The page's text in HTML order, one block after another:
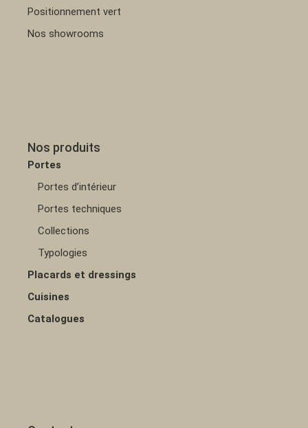
Positionnement vert
Nos showrooms
Nos produits
Portes
Portes d’intérieur
Portes techniques
Collections
Typologies
Placards et dressings
Cuisines
Catalogues